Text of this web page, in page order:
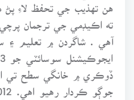
هن تهذيب جي تحفظ لاءِ
ته اڪيڊمي جي ترجمان پرچي
آهي . شاگردن ۾ تعليم ۽
ڏوڪري ۾ خانگي سطح تي